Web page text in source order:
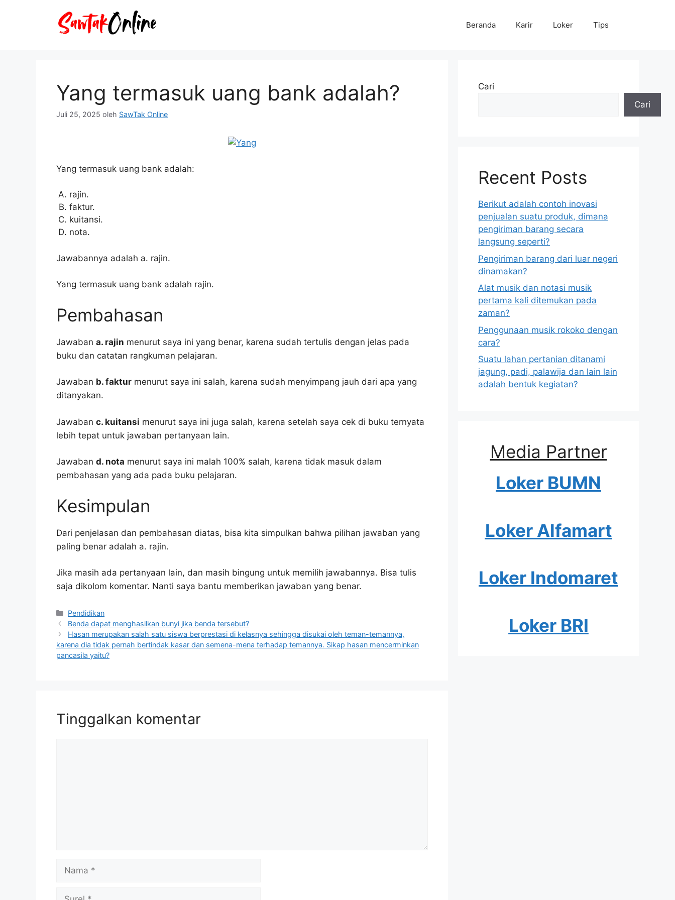
Beranda Karir Loker Tips
Yang termasuk uang bank adalah?
Juli 25, 2025 oleh SawTak Online
Yang termasuk uang bank adalah:
rajin.
faktur.
kuitansi.
nota.
Jawabannya adalah a. rajin.
Yang termasuk uang bank adalah rajin.
Pembahasan
Jawaban a. rajin menurut saya ini yang benar, karena sudah tertulis dengan jelas pada
buku dan catatan rangkuman pelajaran.
Jawaban b. faktur menurut saya ini salah, karena sudah menyimpang jauh dari apa yang
ditanyakan.
Jawaban c. kuitansi menurut saya ini juga salah, karena setelah saya cek di buku ternyata
lebih tepat untuk jawaban pertanyaan lain.
Jawaban d. nota menurut saya ini malah 100% salah, karena tidak masuk dalam
pembahasan yang ada pada buku pelajaran.
Kesimpulan
Dari penjelasan dan pembahasan diatas, bisa kita simpulkan bahwa pilihan jawaban yang
paling benar adalah a. rajin.
Jika masih ada pertanyaan lain, dan masih bingung untuk memilih jawabannya. Bisa tulis
saja dikolom komentar. Nanti saya bantu memberikan jawaban yang benar.
Kategori
Pendidikan
Benda dapat menghasilkan bunyi jika benda tersebut?
Hasan merupakan salah satu siswa berprestasi di kelasnya sehingga disukai oleh teman-temannya,
karena dia tidak pernah bertindak kasar dan semena-mena terhadap temannya. Sikap hasan mencerminkan
pancasila yaitu?
Tinggalkan komentar
Nama
Surel
Cari
Cari
Recent Posts
Berikut adalah contoh inovasi
penjualan suatu produk, dimana
pengiriman barang secara
langsung seperti?
Pengiriman barang dari luar negeri
dinamakan?
Alat musik dan notasi musik
pertama kali ditemukan pada
zaman?
Penggunaan musik rokoko dengan
cara?
Suatu lahan pertanian ditanami
jagung, padi, palawija dan lain lain
adalah bentuk kegiatan?
Media Partner
Loker BUMN
Loker Alfamart
Loker Indomaret
Loker BRI